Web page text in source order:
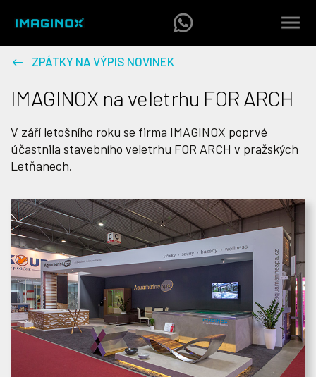
ZPÁTKY NA VÝPIS NOVINEK
IMAGINOX na veletrhu FOR ARCH
V září letošního roku se firma IMAGINOX poprvé
účastnila stavebního veletrhu FOR ARCH v pražských
Letňanech.